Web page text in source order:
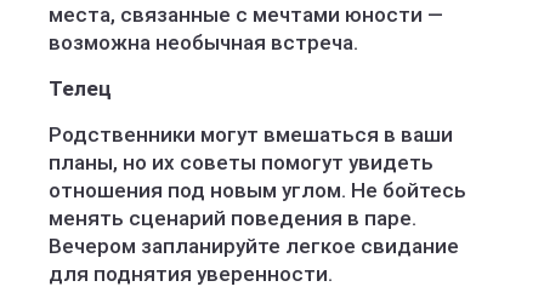
места, связанные с мечтами юности —
возможна необычная встреча.
Телец
Родственники могут вмешаться в ваши
планы, но их советы помогут увидеть
отношения под новым углом. Не бойтесь
менять сценарий поведения в паре.
Вечером запланируйте легкое свидание
для поднятия уверенности.